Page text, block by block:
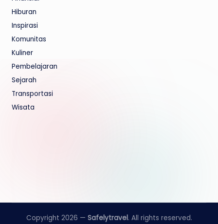
Hiburan
Inspirasi
Komunitas
Kuliner
Pembelajaran
Sejarah
Transportasi
Wisata
Copyright 2026 — Safelytravel. All rights reserved.